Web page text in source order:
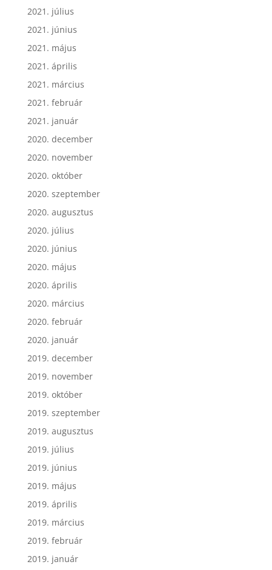
2021. július
2021. június
2021. május
2021. április
2021. március
2021. február
2021. január
2020. december
2020. november
2020. október
2020. szeptember
2020. augusztus
2020. július
2020. június
2020. május
2020. április
2020. március
2020. február
2020. január
2019. december
2019. november
2019. október
2019. szeptember
2019. augusztus
2019. július
2019. június
2019. május
2019. április
2019. március
2019. február
2019. január